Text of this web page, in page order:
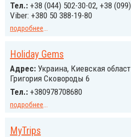
Тел.: +38 (044) 502-30-02, +38
Viber: +380 50 388-19-80
подробнее...
Holiday Gems
Адрес: Украина, Киевская
Григория Сковороды 6
Тел.: +380978708680
подробнее...
MyTrips